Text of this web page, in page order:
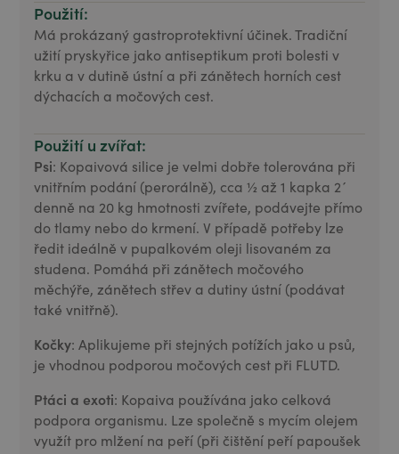
Použití:
Má prokázaný gastroprotektivní účinek. Tradiční
užití pryskyřice jako antiseptikum proti bolesti v
krku a v dutině ústní a při zánětech horních cest
dýchacích a močových cest.
Použití u zvířat:
Psi: Kopaivová silice je velmi dobře tolerována při
vnitřním podání (perorálně), cca ½ až 1 kapka 2´
denně na 20 kg hmotnosti zvířete, podávejte přímo
do tlamy nebo do krmení. V případě potřeby lze
ředit ideálně v pupalkovém oleji lisovaném za
studena. Pomáhá při zánětech močového
měchýře, zánětech střev a dutiny ústní (podávat
také vnitřně).
Kočky: Aplikujeme při stejných potížích jako u psů,
je vhodnou podporou močových cest při FLUTD.
Ptáci a exoti: Kopaiva používána jako celková
podpora organismu. Lze společně s mycím olejem
využít pro mlžení na peří (při čištění peří papoušek